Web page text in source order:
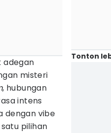
adegan
misteri
, hubungan
intens
dengan vibe
pilihan
Tonton